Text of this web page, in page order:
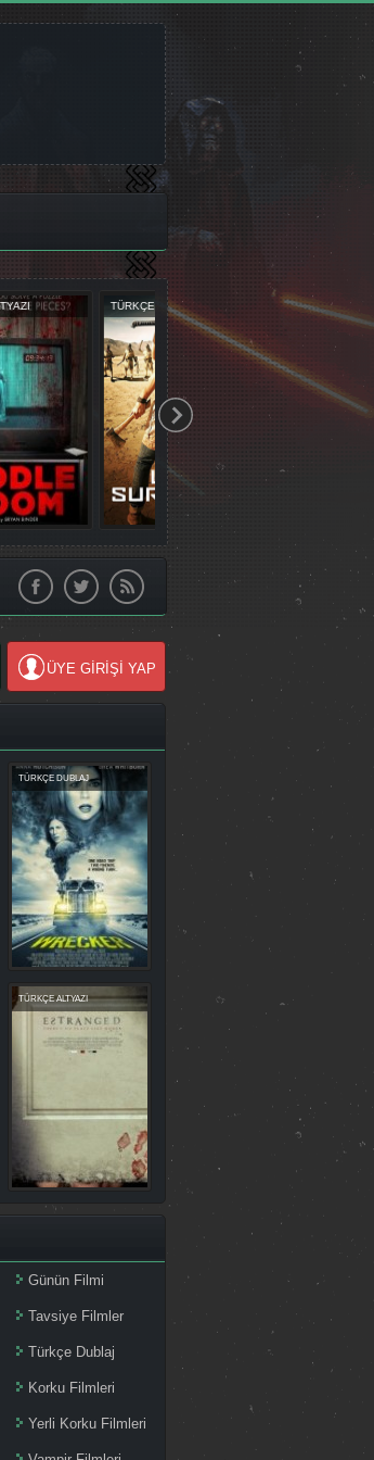
TÜRKÇE DUBLAJ TÜRKÇE ALTYAZI
ÜYE GİRİŞİ YAP
TÜRKÇE DUBLAJ
TÜRKÇE ALTYAZI
Günün Filmi
Tavsiye Filmler
Türkçe Dublaj
Korku Filmleri
Yerli Korku Filmleri